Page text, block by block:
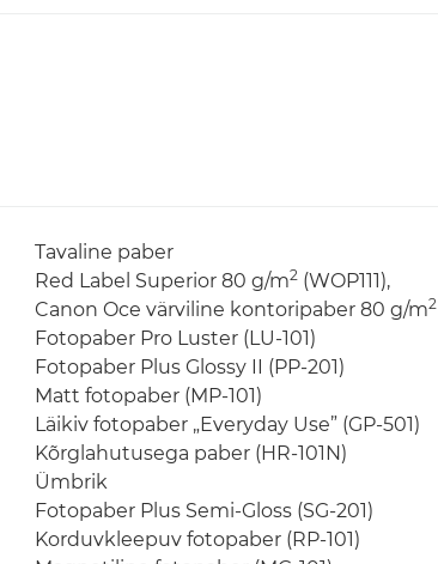
Tavaline paber
Red Label Superior 80 g/m2 (WOP111),
Canon Oce värviline kontoripaber 80 g/m2
Fotopaber Pro Luster (LU-101)
Fotopaber Plus Glossy II (PP-201)
Matt fotopaber (MP-101)
Läikiv fotopaber „Everyday Use” (GP-501)
Kõrglahutusega paber (HR-101N)
Ümbrik
Fotopaber Plus Semi-Gloss (SG-201)
Korduvkleepuv fotopaber (RP-101)